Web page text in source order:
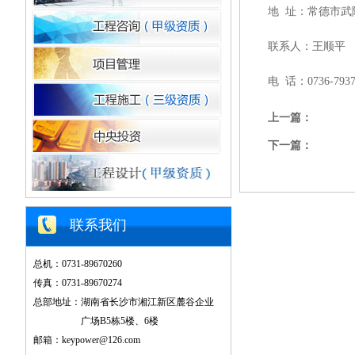
联系我们
总机：0731-89670260
传真：0731-89670274
总部地址：湖南省长沙市湘江新区麓谷企业
广场B5栋5楼、6楼
邮箱：keypower@126.com
地 址：常德市武
联系人：王顺平
电 话： 0736-
上一篇：
下一篇：